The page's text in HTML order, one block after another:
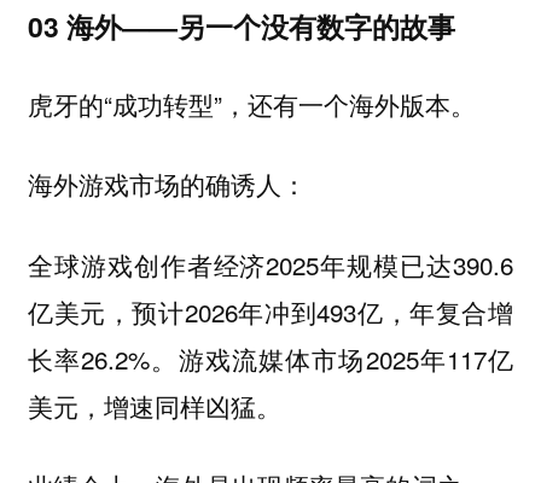
03 海外——另一个没有数字的故事
虎牙的“成功转型”，还有一个海外版本。
海外游戏市场的确诱人：
全球游戏创作者经济2025年规模已达390.6
亿美元，预计2026年冲到493亿，年复合增
长率26.2%。游戏流媒体市场2025年117亿
美元，增速同样凶猛。